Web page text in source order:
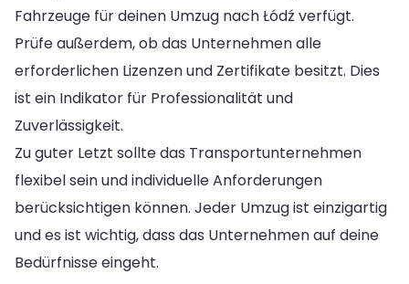
Fahrzeuge für deinen Umzug nach Łódź verfügt.
Prüfe außerdem, ob das Unternehmen alle
erforderlichen Lizenzen und Zertifikate besitzt. Dies
ist ein Indikator für Professionalität und
Zuverlässigkeit.
Zu guter Letzt sollte das Transportunternehmen
flexibel sein und individuelle Anforderungen
berücksichtigen können. Jeder Umzug ist einzigartig
und es ist wichtig, dass das Unternehmen auf deine
Bedürfnisse eingeht.